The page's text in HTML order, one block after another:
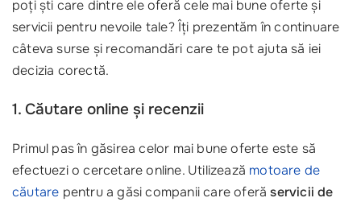
poți ști care dintre ele oferă cele mai bune oferte și
servicii pentru nevoile tale? Îți prezentăm în continuare
câteva surse și recomandări care te pot ajuta să iei
decizia corectă.
1. Căutare online și recenzii
Primul pas în găsirea celor mai bune oferte este să
efectuezi o cercetare online. Utilizează motoare de
căutare pentru a găsi companii care oferăservicii de